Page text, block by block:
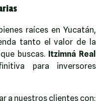
raíces en Yucatán,
tanto el valor de la
buscas. Itzimná Real
para inversores
a nuestros clientes con: